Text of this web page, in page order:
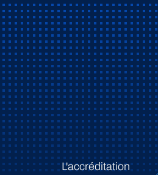
L'accréditation